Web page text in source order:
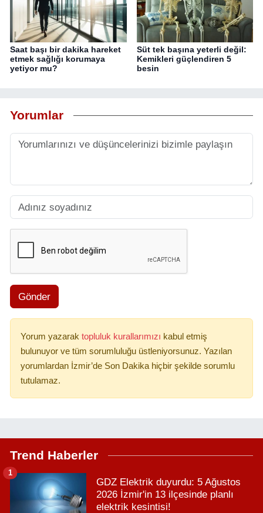
Saat başı bir dakika hareket
etmek sağlığı korumaya
yetiyor mu?
Süt tek başına yeterli değil:
Kemikleri güçlendiren 5
besin
Yorumlar
Gönder
Yorum yazarak topluluk kurallarımızı kabul etmiş
bulunuyor ve tüm sorumluluğu üstleniyorsunuz. Yazılan
yorumlardan İzmir’de Son Dakika hiçbir şekilde sorumlu
tutulamaz.
Trend Haberler
GDZ Elektrik duyurdu: 5 Ağustos
2026 İzmir'in 13 ilçesinde planlı
elektrik kesintisi!
1